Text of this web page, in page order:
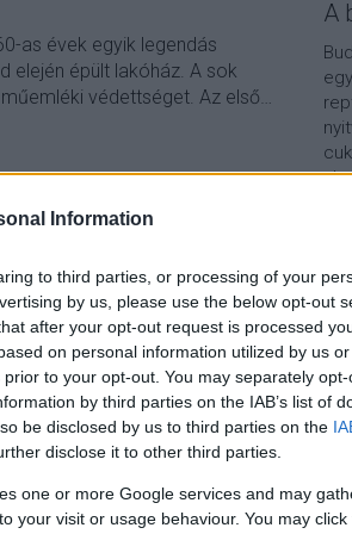
Information
to third parties, or processing of your
by us, please use the below opt-out
after your opt-out request is processed
on personal information utilized by us
to your opt-out. You may separately
by third parties on the IAB’s list of
be disclosed by us to third parties on the
disclose it to other third parties.
one or more Google services and may
your visit or usage behaviour. You may
as évek egyik legendás
elején épült lakóház. A sok
védettséget. Az első…
Szólj hozzá!
kossuthlajosutca kovacsmargit
félszigeti részének
siratták a régi állapotot, én azt
A
A